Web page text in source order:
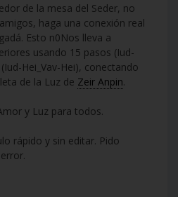
de la mesa del Seder, no
haga una conexión real
Esto n0Nos lleva a
usando 15 pasos (Iud-
Hei_Vav-Hei), conectando
de la Luz de Zeir Anpin.
y Luz para todos.
rápido y sin editar. Pido